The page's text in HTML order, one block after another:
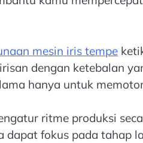
mesin iris tempe
dengan ketebalan
hanya untuk
ritme produksi
dapat fokus pada tahap